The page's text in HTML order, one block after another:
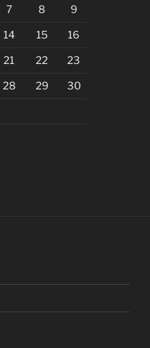
7 8 9
14 15 16
21 22 23
28 29 30